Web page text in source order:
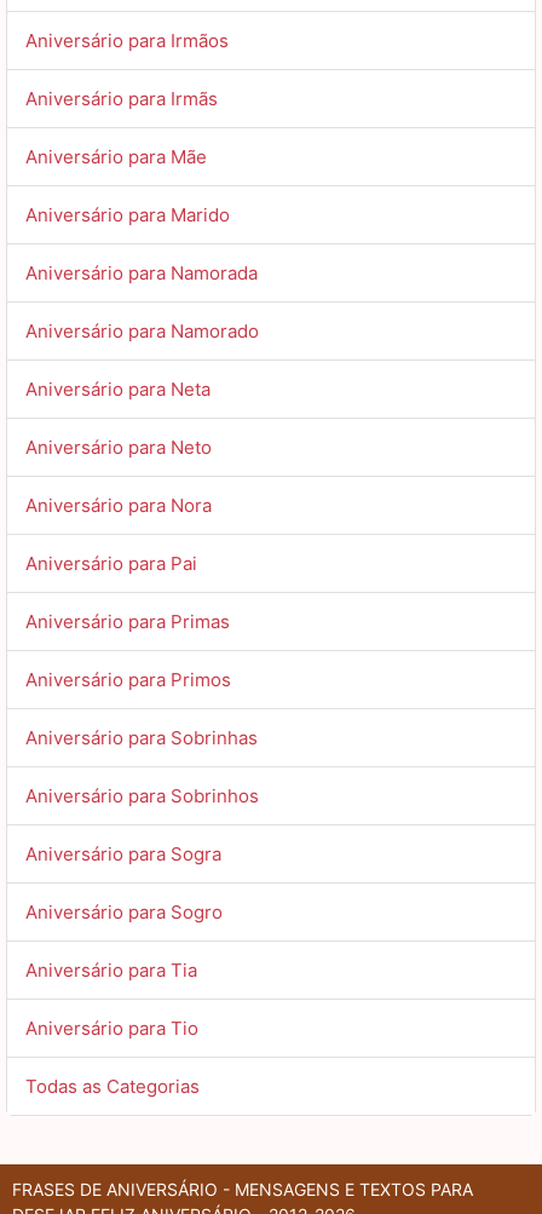
Aniversário para Irmãos
Aniversário para Irmãs
Aniversário para Mãe
Aniversário para Marido
Aniversário para Namorada
Aniversário para Namorado
Aniversário para Neta
Aniversário para Neto
Aniversário para Nora
Aniversário para Pai
Aniversário para Primas
Aniversário para Primos
Aniversário para Sobrinhas
Aniversário para Sobrinhos
Aniversário para Sogra
Aniversário para Sogro
Aniversário para Tia
Aniversário para Tio
Todas as Categorias
FRASES DE ANIVERSÁRIO - MENSAGENS E TEXTOS PARA